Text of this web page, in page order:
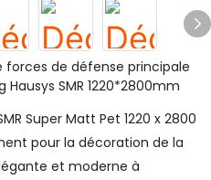
forces de défense principale
SMR 1220*2800mm
Super Matt Pet 1220 x 2800
pour la décoration de la
et moderne à